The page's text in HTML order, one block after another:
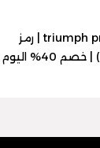
triumph promo code | رمز
الخصم (P34) | خصم 40% اليوم